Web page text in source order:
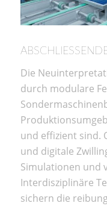
Die
durch modulare
und effizient sind.
und digitale
Simulationen und
Interdisziplinäre
sichern die